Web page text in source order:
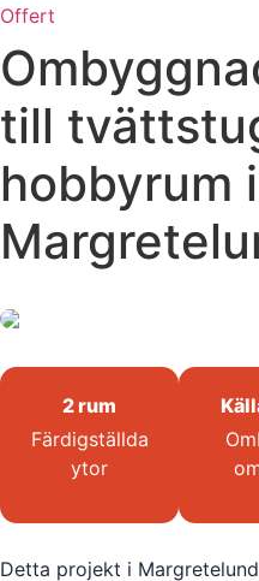
Offert
till
hobbyrum i
2 rum
Färdigställda
ytor
Detta projekt i